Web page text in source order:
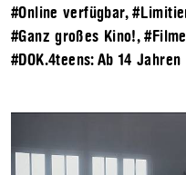
#Online verfügbar,
#Ganz großes Kino!,
#DOK.4teens: Ab 14 Jahren